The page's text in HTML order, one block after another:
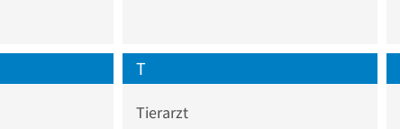
T
Tierarzt